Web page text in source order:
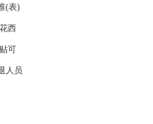
(表)
西
可
人员